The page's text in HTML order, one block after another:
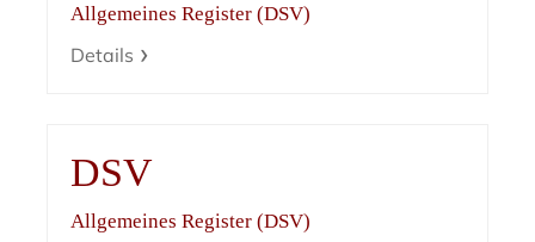
Allgemeines Register (DSV)
Details
DSV
Allgemeines Register (DSV)